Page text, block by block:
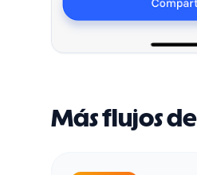
Más flujos